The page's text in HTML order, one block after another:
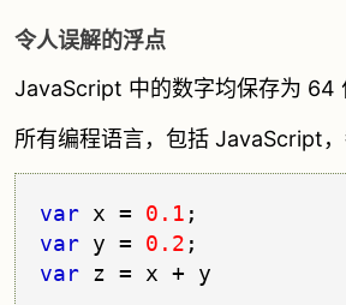
令人误解的浮点
JavaScript 中的数字均保存为 64
所有编程语言，包括 JavaScript，
var x = 0.1
var y = 0.2
var z = x +